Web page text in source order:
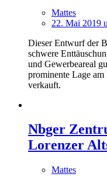
Mattes
22. Mai 2019
Dieser Entwurf der
schwere
und Gewerbeareal
prominente Lage
verkauft.
Nbger
Lorenzer
Mattes